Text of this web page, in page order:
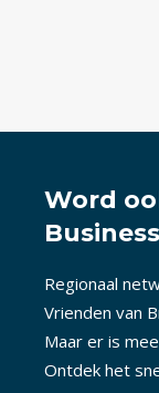
Word
Regionaal
Vrienden van
Maar er is
Ontdek het